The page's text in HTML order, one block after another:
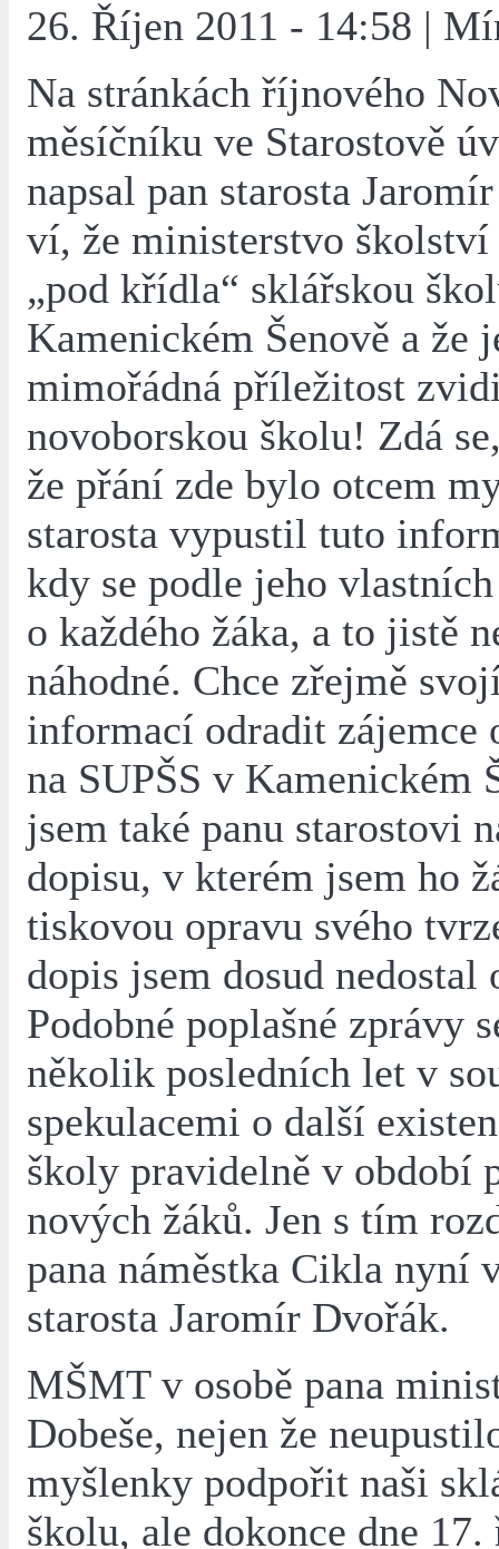
26. Říjen 2011 - 14:58 |
Na stránkách říjnového
měsíčníku ve Starostově
napsal pan starosta
ví, že ministerstvo školství
„pod křídla“ sklářskou
Kamenickém Šenově a že
mimořádná příležitost
novoborskou školu! Zdá
že přání zde bylo otcem
starosta vypustil tuto
kdy se podle jeho
o každého žáka, a to jistě
náhodné. Chce zřejmě
informací odradit zájemce
na SUPŠS v Kamenickém
jsem také panu starostovi
dopisu, v kterém jsem ho
tiskovou opravu svého
dopis jsem dosud nedostal
Podobné poplašné zprávy
několik posledních let v
spekulacemi o další
školy pravidelně v období
nových žáků. Jen s tím
pana náměstka Cikla nyní
starosta Jaromír Dvořák.
MŠMT v osobě pana
Dobeše, nejen že
myšlenky podpořit naši
školu, ale dokonce dne